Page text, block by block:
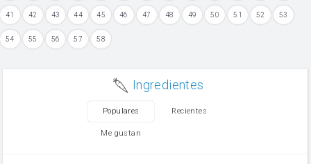
41 42 43 44 45 46 47 48 49 50 51 52 53
54 55 56 57 58
Ingredientes
Populares Recientes
Me gustan